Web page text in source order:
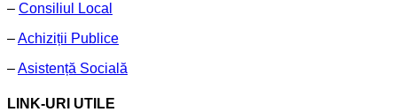
– Consiliul Local
–Achiziții Publice
–Asistență Socială
LINK-URI UTILE